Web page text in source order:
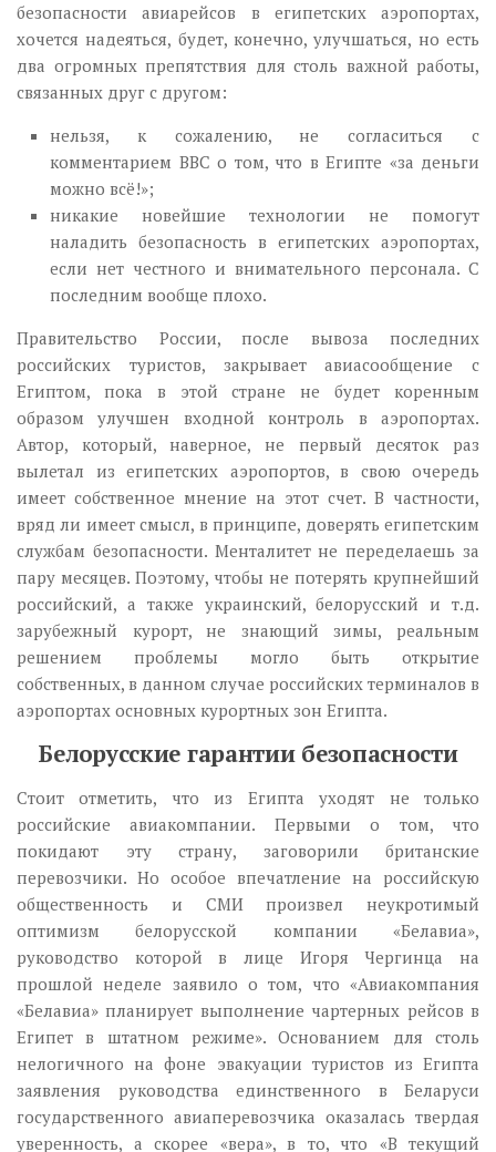
безопасности авиарейсов в египетских аэропортах,
хочется надеяться, будет, конечно, улучшаться, но есть
два огромных препятствия для столь важной работы,
связанных друг с другом:
нельзя, к сожалению, не согласиться с
комментарием BBC о том, что в Египте «за деньги
можно всё!»;
никакие новейшие технологии не помогут
наладить безопасность в египетских аэропортах,
если нет честного и внимательного персонала. С
последним вообще плохо.
Правительство России, после вывоза последних
российских туристов, закрывает авиасообщение с
Египтом, пока в этой стране не будет коренным
образом улучшен входной контроль в аэропортах.
Автор, который, наверное, не первый десяток раз
вылетал из египетских аэропортов, в свою очередь
имеет собственное мнение на этот счет. В частности,
вряд ли имеет смысл, в принципе, доверять египетским
службам безопасности. Менталитет не переделаешь за
пару месяцев. Поэтому, чтобы не потерять крупнейший
российский, а также украинский, белорусский и т.д.
зарубежный курорт, не знающий зимы, реальным
решением проблемы могло быть открытие
собственных, в данном случае российских терминалов в
аэропортах основных курортных зон Египта.
Белорусские гарантии безопасности
Стоит отметить, что из Египта уходят не только
российские авиакомпании. Первыми о том, что
покидают эту страну, заговорили британские
перевозчики. Но особое впечатление на российскую
общественность и СМИ произвел неукротимый
оптимизм белорусской компании «Белавиа»,
руководство которой в лице Игоря Чергинца на
прошлой неделе заявило о том, что «Авиакомпания
«Белавиа» планирует выполнение чартерных рейсов в
Египет в штатном режиме». Основанием для столь
нелогичного на фоне эвакуации туристов из Египта
заявления руководства единственного в Беларуси
государственного авиаперевозчика оказалась твердая
уверенность, а скорее «вера», в то, что «В текущий